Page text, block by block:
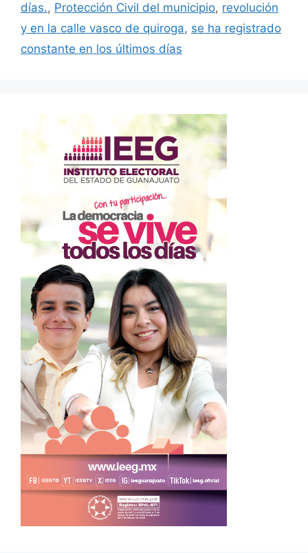
días., Protección Civil del municipio, revolución
y en la calle vasco de quiroga, se ha registrado
constante en los últimos días